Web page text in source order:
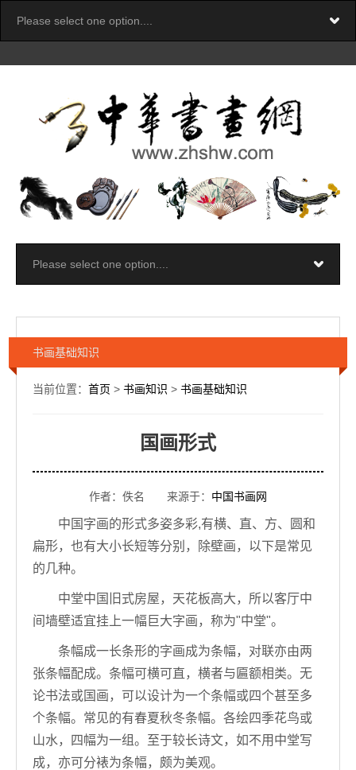
书画基础知识
当前位置： 首页 > 书画知识 > 书画基础知识
国画形式
作者：佚名 来源于： 中国书画网
中国字画的形式多姿多彩,有横、直、方、圆和
扁形，也有大小长短等分别，除壁画，以下是常见
的几种。
中堂中国旧式房屋，天花板高大，所以客厅中
间墙壁适宜挂上一幅巨大字画，称为"中堂"。
条幅成一长条形的字画成为条幅，对联亦由两
张条幅配成。条幅可横可直，横者与匾额相类。无
论书法或国画，可以设计为一个条幅或四个甚至多
个条幅。常见的有春夏秋冬条幅。各绘四季花鸟或
山水，四幅为一组。至于较长诗文，如不用中堂写
成，亦可分裱为条幅，颇为美观。